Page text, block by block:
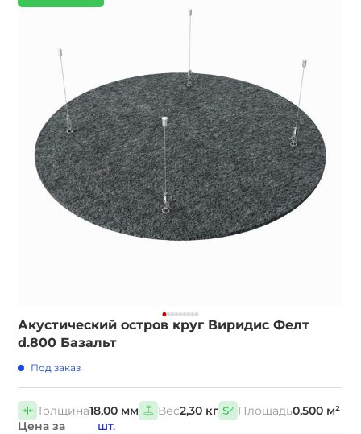
Акустический остров круг Виридис Фелт
d.800 Базальт
Под заказ
Толщина18,00 мм Вес2,30 кг Площадь0,500 м²
Цена за
шт.